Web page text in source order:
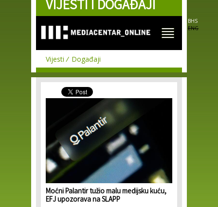
Skip to
main
VIJESTI I DOGAĐAJI
BHS
ENG
Vijesti Događaji
Moćni Palantir tužio malu medijsku kuću,
EFJ upozorava na SLAPP